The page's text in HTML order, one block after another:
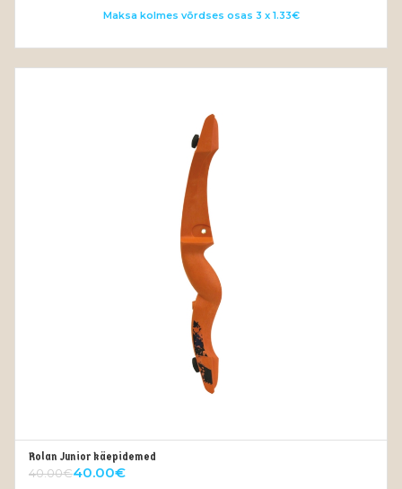
range:
through
5.00€
Maksa kolmes võrdses osas 3 x 1.33€
Rolan Junior käepidemed
40.00€40.00€